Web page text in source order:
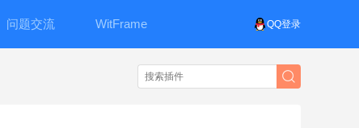
QQ登录
问题交流 WitFrame